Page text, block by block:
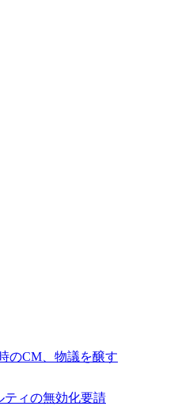
のCM、物議を醸す
ティの無効化要請